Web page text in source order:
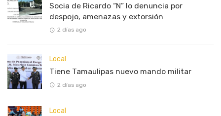
Socia de Ricardo “N” lo denuncia por
despojo, amenazas y extorsión
2 días ago
Local
Tiene Tamaulipas nuevo mando militar
2 días ago
Local